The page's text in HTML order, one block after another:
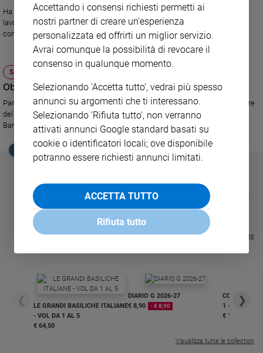
2026
Cinema,
e
streaming
Musica
Arte
Genitori
Adolescenza
Bioetica
Ha cominciato nel settore internazionale della Caritas italiana, quindi ha
lavorato nel sistema Onu: Organizzazione mondiale della sanità e Ufficio
contro droga e crimine (Unodc).
SOCIETÀ E VALORI
Obiettivi (mancati?) del millennio
Parla Sandro Calvani, a lungo funzionario di spicco dell'Onu e oggi direttore
del centro Asean di eccellenza sugli Obiettivi di sviluppo del millennio di
Bangkok, in Thailandia.
GBABY
€ 34,80
37%
FAMIGLIA CRISTIANA
€ 104,00 € 83,00
Visualizza tutte le riviste
❮
LE GRANDI BASILICHE ITALIANE
- VOL DA 1 AL 5
€ 64,50
DIARIO G 2026-27
€ 8,90
- € 8,90
COLLANA
1 - 2
€ 18,50
❯
Visualizza tutte le collection
Accettando i consensi richiesti permetti ai
nostri partner di creare un'esperienza
personalizzata ed offrirti un miglior servizio.
Avrai comunque la possibilità di revocare il
consenso in qualunque momento.
Selezionando 'Accetta tutto', vedrai più spesso
annunci su argomenti che ti interessano.
Selezionando 'Rifiuta tutto', non verranno
attivati annunci Google standard basati su
cookie o identificatori locali; ove disponibile
potranno essere richiesti annunci limitati.
ACCETTA TUTTO
Rifiuta tutto